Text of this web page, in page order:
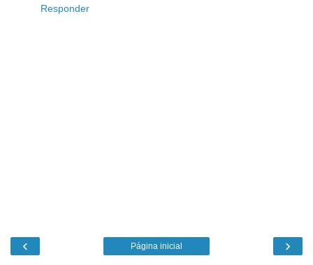
Responder
‹ ›
Página inicial